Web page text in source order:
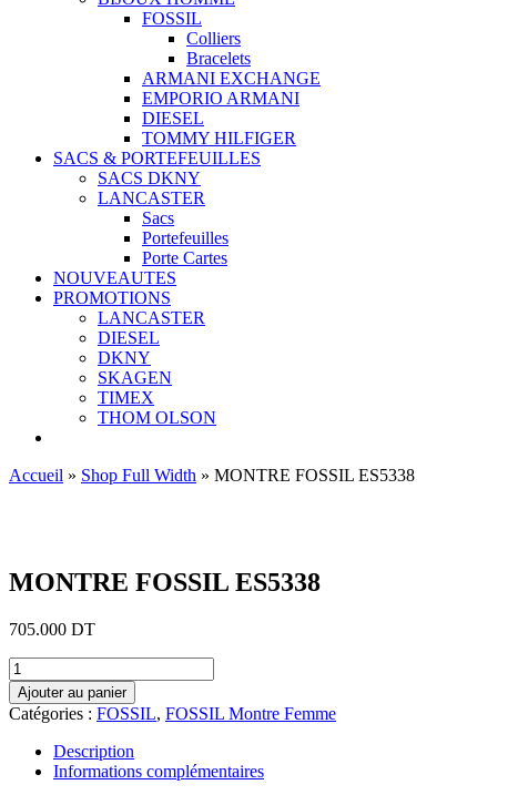
FOSSIL
Colliers
Bracelets
ARMANI EXCHANGE
EMPORIO ARMANI
DIESEL
TOMMY HILFIGER
SACS & PORTEFEUILLES
SACS DKNY
LANCASTER
Sacs
Portefeuilles
Porte Cartes
NOUVEAUTES
PROMOTIONS
LANCASTER
DIESEL
DKNY
SKAGEN
TIMEX
THOM OLSON
Accueil » Shop Full Width » MONTRE FOSSIL ES5338
MONTRE FOSSIL ES5338
705.000 DT
quantité
de
MONTRE
FOSSIL
ES5338
Ajouter au panier
Catégories : FOSSIL, FOSSIL Montre Femme
Description
Informations complémentaires